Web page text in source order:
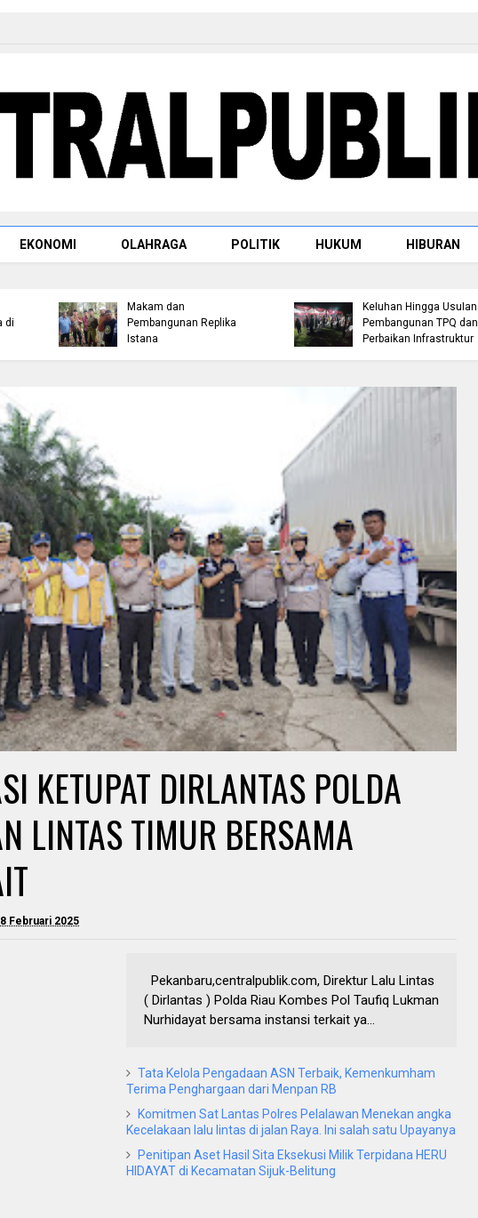
EKONOMI OLAHRAGA POLITIK HUKUM HIBURAN
di
Raja Rambah dr. H.
Makam dan
Pembangunan Replika
Istana
Keluhan Hingga Usulan
Pembangunan TPQ dan
Perbaikan Infrastruktur
KETUPAT DIRLANTAS POLDA
LINTAS TIMUR BERSAMA
Februari 2025
Pekanbaru,centralpublik.com, Direktur Lalu Lintas
( Dirlantas ) Polda Riau Kombes Pol Taufiq Lukman
Nurhidayat bersama instansi terkait ya...
Tata Kelola Pengadaan ASN Terbaik, Kemenkumham
Terima Penghargaan dari Menpan RB
Komitmen Sat Lantas Polres Pelalawan Menekan angka
Kecelakaan lalu lintas di jalan Raya. Ini salah satu Upayanya
Penitipan Aset Hasil Sita Eksekusi Milik Terpidana HERU
HIDAYAT di Kecamatan Sijuk-Belitung